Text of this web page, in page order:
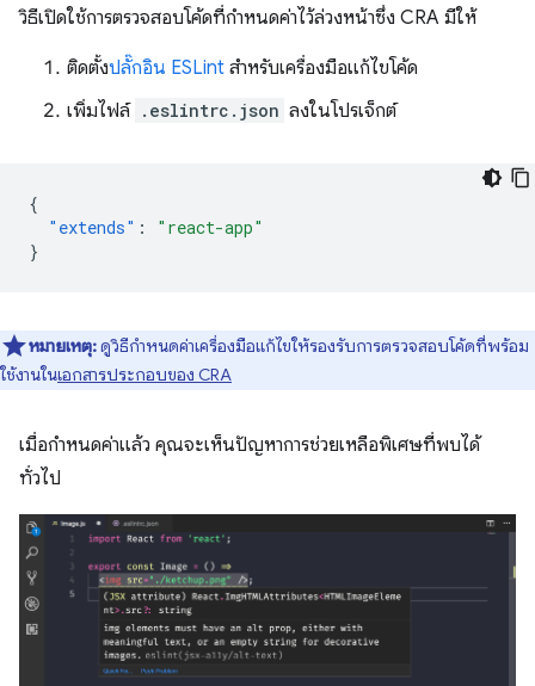
วิธีเปิดใช้การตรวจสอบโค้ดที่กำหนดค่าไว้ล่วงหน้าซึ่ง CRA มีให้
ติดตั้งปลั๊กอิน ESLint สำหรับเครื่องมือแก้ไขโค้ด
เพิ่มไฟล์ .eslintrc.json ลงในโปรเจ็กต์
{
"extends" :
"react-app"
}
หมายเหตุ:ดูวิธีกำหนดค่าเครื่องมือแก้ไขให้รองรับการตรวจสอบโค้ดที่พร้อม
ใช้งานในเอกสารประกอบของ CRA
เมื่อกําหนดค่าแล้ว คุณจะเห็นปัญหาการช่วยเหลือพิเศษที่พบได้
ทั่วไป